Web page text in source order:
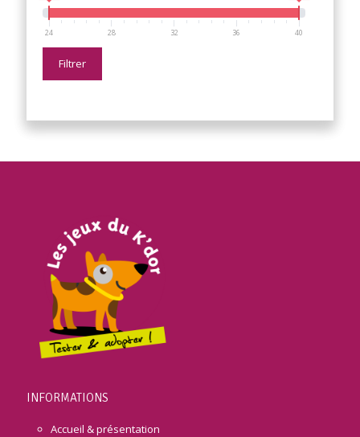
24 28 32 36 40
Filtrer
INFORMATIONS
Accueil & présentation